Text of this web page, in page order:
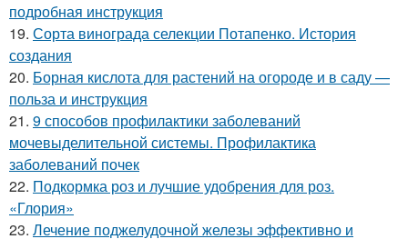
подробная инструкция
19. Сорта винограда селекции Потапенко. История
создания
20. Борная кислота для растений на огороде и в саду —
польза и инструкция
21. 9 способов профилактики заболеваний
мочевыделительной системы. Профилактика
заболеваний почек
22. Подкормка роз и лучшие удобрения для роз.
«Глория»
23. Лечение поджелудочной железы эффективно и